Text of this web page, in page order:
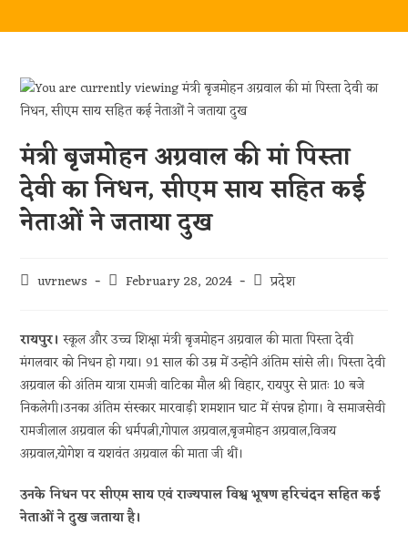
मंत्री बृजमोहन अग्रवाल की मां पिस्ता
देवी का निधन, सीएम साय सहित कई
नेताओं ने जताया दुख
uvrnews February 28, 2024 प्रदेश
रायपुर। स्‍कूल और उच्‍च शिक्षा मंत्री बृजमोहन अग्रवाल की माता पिस्ता देवी
मंगलवार को निधन हो गया। 91 साल की उम्र में उन्होंने अंतिम सांसे ली। पिस्ता देवी
अग्रवाल की अंतिम यात्रा रामजी वाटिका मौल श्री विहार, रायपुर से प्रातः 10 बजे
निकलेगी।उनका अंतिम संस्कार मारवाड़ी शमशान घाट में संपन्न होगा। वे समाजसेवी
रामजीलाल अग्रवाल की धर्मपत्नी,गोपाल अग्रवाल,बृजमोहन अग्रवाल,विजय
अग्रवाल,योगेश व यशवंत अग्रवाल की माता जी थीं।
उनके निधन पर सीएम साय एवं राज्यपाल विश्व भूषण हरिचंदन सहित कई
नेताओं ने दुख जताया है।